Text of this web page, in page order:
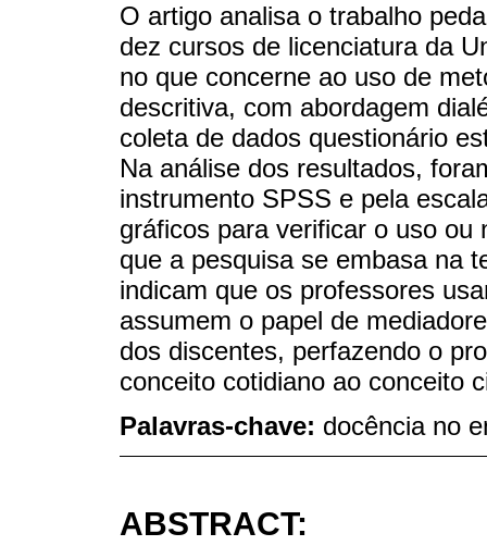
O artigo analisa o trabalho
dez cursos de licenciatura da
no que concerne ao uso de
descritiva, com abordagem
coleta de dados questionário
Na análise dos resultados,
instrumento SPSS e pela
gráficos para verificar o uso ou
que a pesquisa se embasa na
indicam que os professores
assumem o papel de
dos discentes, perfazendo o
conceito cotidiano ao conceito
Palavras-chave: docência no
ABSTRACT: